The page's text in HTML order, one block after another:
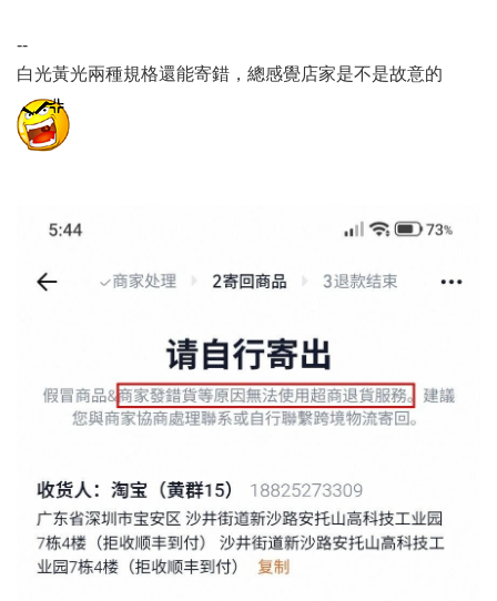
--
白光黃光兩種規格還能寄錯，總感覺店家是不是故意的